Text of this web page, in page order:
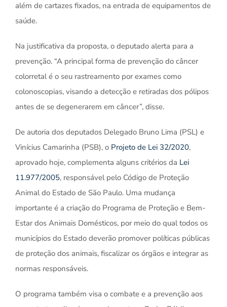
além de cartazes fixados, na entrada de equipamentos de
saúde.
Na justificativa da proposta, o deputado alerta para a
prevenção. “A principal forma de prevenção do câncer
colorretal é o seu rastreamento por exames como
colonoscopias, visando a detecção e retiradas dos pólipos
antes de se degenerarem em câncer”, disse.
De autoria dos deputados Delegado Bruno Lima (PSL) e
Vinícius Camarinha (PSB), o Projeto de Lei 32/2020,
aprovado hoje, complementa alguns critérios da Lei
11.977/2005, responsável pelo Código de Proteção
Animal do Estado de São Paulo. Uma mudança
importante é a criação do Programa de Proteção e Bem-
Estar dos Animais Domésticos, por meio do qual todos os
municípios do Estado deverão promover políticas públicas
de proteção dos animais, fiscalizar os órgãos e integrar as
normas responsáveis.
O programa também visa o combate e a prevenção aos